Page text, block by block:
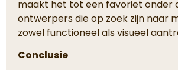
maakt het tot een favoriet onder
ontwerpers die op zoek zijn naar
zowel functioneel als visueel
Conclusie